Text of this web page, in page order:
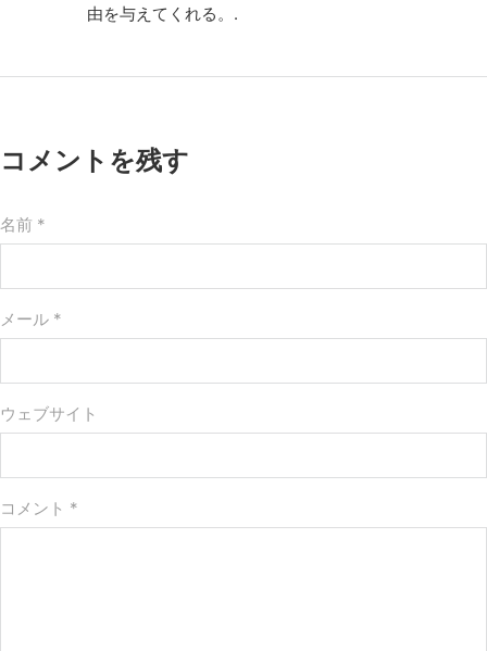
由を与えてくれる。.
コメントを残す
名前 *
メール *
ウェブサイト
コメント *